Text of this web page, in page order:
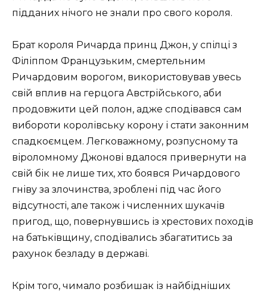
підданих нічого не знали про свого короля.
Брат короля Ричарда принц Джон, у спілці з
Філіппом Французьким, смертельним
Ричардовим ворогом, використовував увесь
свій вплив на герцога Австрійського, аби
продовжити цей полон, адже сподівався сам
вибороти королівську корону і стати законним
спадкоємцем. Легковажному, розпусному та
віроломному Джонові вдалося привернути на
свій бік не лише тих, хто боявся Ричардового
гніву за злочинства, зроблені під час його
відсутності, але також і численних шукачів
пригод, що, повернувшись із хрестових походів
на батьківщину, сподівались збагатитись за
рахунок безладу в державі.
Крім того, чимало розбишак із найбідніших